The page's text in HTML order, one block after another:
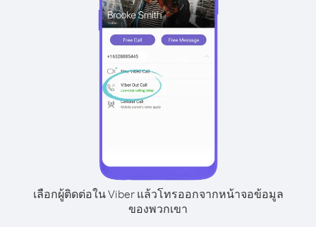
เลือกผู้ติดต่อใน Viber แล้วโทรออกจากหน้าจอข้อมูล
ของพวกเขา